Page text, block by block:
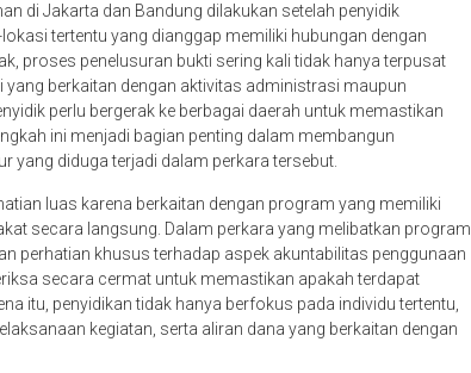
di Jakarta dan Bandung dilakukan setelah penyidik
tertentu yang dianggap memiliki hubungan dengan
proses penelusuran bukti sering kali tidak hanya terpusat
berkaitan dengan aktivitas administrasi maupun
perlu bergerak ke berbagai daerah untuk memastikan
ini menjadi bagian penting dalam membangun
yang diduga terjadi dalam perkara tersebut.
luas karena berkaitan dengan program yang memiliki
secara langsung. Dalam perkara yang melibatkan program
perhatian khusus terhadap aspek akuntabilitas penggunaan
secara cermat untuk memastikan apakah terdapat
itu, penyidikan tidak hanya berfokus pada individu tertentu,
kegiatan, serta aliran dana yang berkaitan dengan